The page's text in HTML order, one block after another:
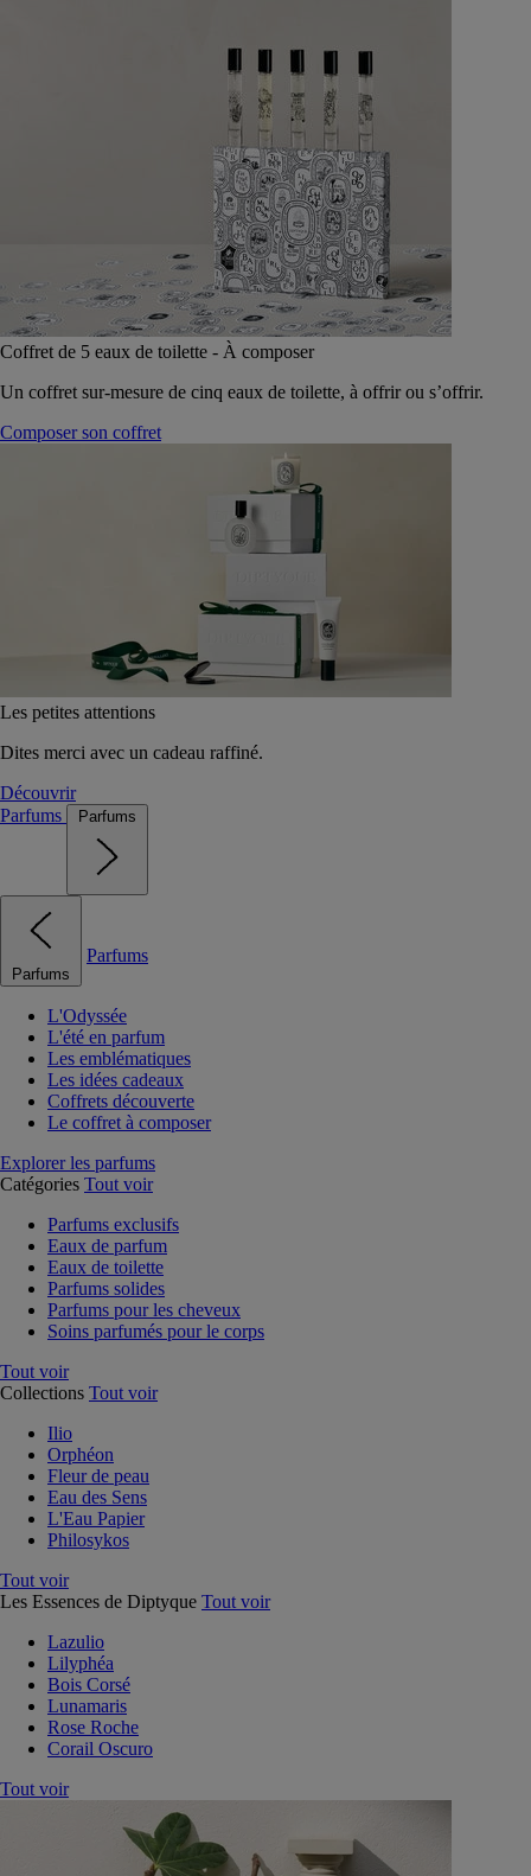
Coffret de 5 eaux de toilette - À composer
Un coffret sur-mesure de cinq eaux de toilette, à offrir ou s’offrir.
Composer son coffret
Les petites attentions
Dites merci avec un cadeau raffiné.
Découvrir
Parfums
Parfums
Parfums
Parfums
L'Odyssée
L'été en parfum
Les emblématiques
Les idées cadeaux
Coffrets découverte
Le coffret à composer
Explorer les parfums
Catégories Tout voir
Parfums exclusifs
Eaux de parfum
Eaux de toilette
Parfums solides
Parfums pour les cheveux
Soins parfumés pour le corps
Tout voir
Collections Tout voir
Ilio
Orphéon
Fleur de peau
Eau des Sens
L'Eau Papier
Philosykos
Tout voir
Les Essences de Diptyque Tout voir
Lazulio
Lilyphéa
Bois Corsé
Lunamaris
Rose Roche
Corail Oscuro
Tout voir